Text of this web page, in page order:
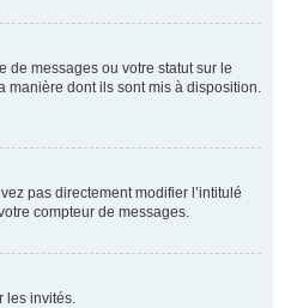
de messages ou votre statut sur le
manière dont ils sont mis à disposition.
pas directement modifier l’intitulé
compteur de messages.
les invités.